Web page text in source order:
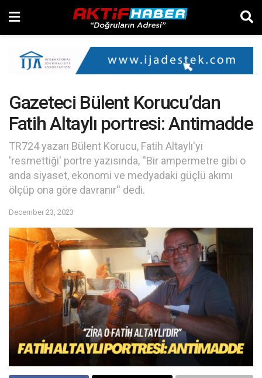
Gazeteci Bülent Korucu’dan
Fatih Altaylı portresi: Antimadde
TR724 yazarı Bülent Korucu, Fatih Altaylı'yı
'resmettiği' portre yazısında, ''Bir ampermetre gibi o
anda siyaset, ekonomi ve medyadaki güçlü akımı
ölçüp ona göre davranır'' dedi.
December 23, 2023